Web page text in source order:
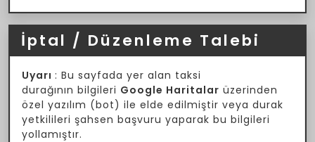
İptal / Düzenleme Talebi
Uyarı : Bu sayfada yer alan taksi
durağının bilgileri Google Haritalar üzerinden
özel yazılım (bot) ile elde edilmiştir veya durak
yetkilileri şahsen başvuru yaparak bu bilgileri
yollamıştır.